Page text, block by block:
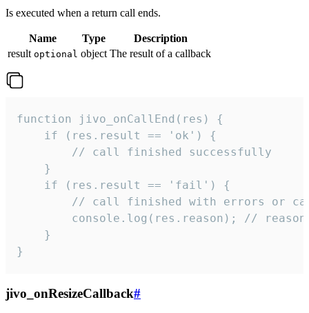
Is executed when a return call ends.
Name Type
Description
result optional object The result of a callback
function jivo_onCallEnd(res) {
    if (res.result == 'ok') {
        // call finished successfully
    }
    if (res.result == 'fail') {
// call finished with errors or
console.log(res.reason); //
    }
}
jivo_onResizeCallback#